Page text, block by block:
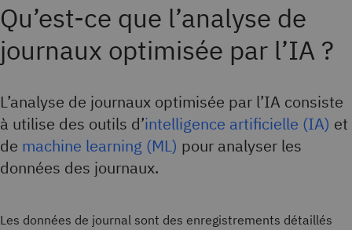
Qu’est-ce que l’analyse de
journaux optimisée par l’IA ?
L’analyse de journaux optimisée par l’IA consiste
à utilise des outils d’intelligence artificielle (IA) et
de machine learning (ML) pour analyser les
données des journaux.
Les données de journal sont des enregistrements détaillés